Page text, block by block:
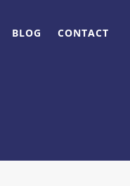
BLOG CONTACT